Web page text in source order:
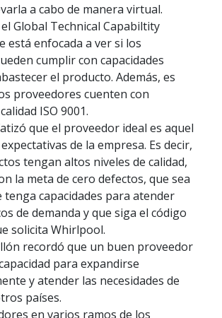
a cabo de manera virtual.
Global Technical Capabiltity
está enfocada a ver si los
cumplir con capacidades
el producto. Además, es
proveedores cuenten con
ISO 9001.
que el proveedor ideal es aquel
de la empresa. Es decir,
tengan altos niveles de calidad,
la meta de cero defectos, que sea
tenga capacidades para atender
de demanda y que siga el código
solicita Whirlpool.
recordó que un buen proveedor
para expandirse
y atender las necesidades de
países.
en varios ramos de los